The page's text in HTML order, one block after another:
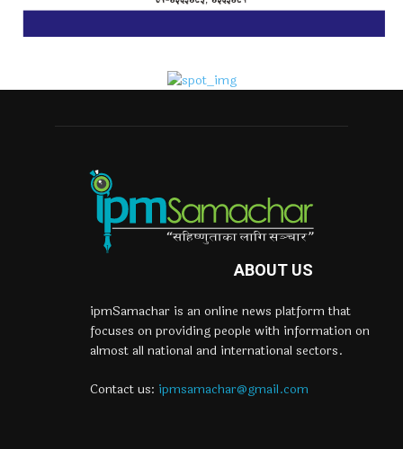
ABOUT US
ipmSamachar is an online news platform that
focuses on providing people with information on
almost all national and international sectors.
Contact us: ipmsamachar@gmail.com